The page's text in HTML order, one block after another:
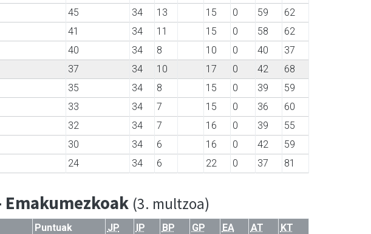
45 34 13 15 0 59
62
41 34 11 15 0 58
62
40 34 8 10 0 40
37
37 34 10 17 0 42
68
35 34 8 15 0 39
59
33 34 7 15 0 36
60
32 34 7 16 0 39
55
30 34 6 16 0 42
59
24 34 6 22 0 37 81
(3. multzoa)
Puntuak JP IP BP GP EA AT
KT